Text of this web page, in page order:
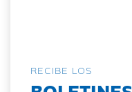
RECIBE LOS